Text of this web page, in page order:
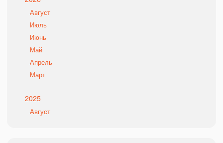
Август
Июль
Июнь
Май
Апрель
Март
2025
Август